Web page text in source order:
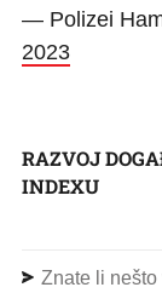
— Polizei
2023
RAZVOJ
INDEXU
Znate li